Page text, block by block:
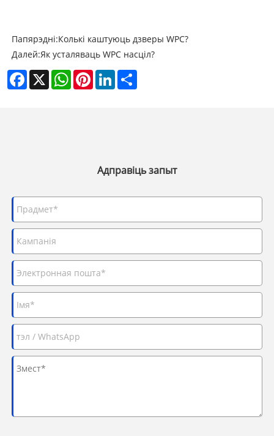
Папярэдні:Колькі каштуюць дзверы WPC?
Далей:Як усталяваць WPC насціл?
Facebook
X WhatsAppPinterestLinkedIn
Адправіць запыт